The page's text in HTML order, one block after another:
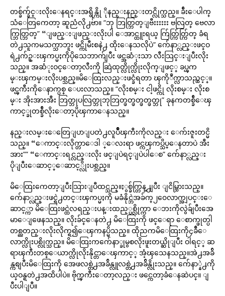
တစ္ခ်က္ခ်င္းလိုးေနရင္းအရွိန္ကို ိုနည္းနည္းတင္လိုက္သည္။ ခ်ီးေပါက္
သံေတြကေတာ့ ဆူညံလို႕ဗ်ာ။ “ဘု ဘြတ္ဘြတ္ျဗီးးးးးး ဗလြတ္ ဗေလာ
က္ဘြတ္ဘြတ္” “ျဖည္းျဖည္းလိုးပါ ေအာင္ထူးရယ္ က်ြတ္က်ြတ္က်ြတ္ ခံရ
တဲ႕သူကမသက္သာဘူး ဖင္ကိုမီးစနဲ႕ ထိုးေနသလိုပဲ” က်ေနာ္လည္းဖင္ဝ
ရဲ႕က်ဥ္းၾကပ္မႈကိုပိုသေဘာက်ျပီး ဖင္အဆံုးသာ လီးသြင္းျပီးလိုး
သည္။ အဆံုးဝင္ေတာ့လီးကို ဆြဲထုတ္လိုက္လိုးလိုက္ျဖင့္ ခပ္ၾက
မ္းၾကမ္းလိုးပစ္သည္။မိေထြးလည္းဖင္ခံရတာ ၾကိုဳက္လာသည္ထင့္။
ဖင္ၾကီးကိုေနာက္ပစ္ ေပးလာသည္။ “လိုးစမ္း ငါ့ဖင္ကို လိုးစမ္း လိုးစ
မ္း အိုးအားအီး ဘြတ္ဘုပလြတ္ဘုဘုဘြတ္ဖတ္ဖတ္ဖတ္ဖတ္ဘု” ခုနကတစ္ခ်ီေၾ
ကာင့္ခုတစ္ခ်ီလိုးေတာ့ပိုၾကာေနသည္။
နည္းလမ္းေတြေျပာျပတဲ႕လူပ်ိဳၾကီးကိုလည္း ေက်းဇူးတင္မိ
သည္။ “ေကာင္းလိုက္တာေဒါ ္ေလးရာ ဖင္ကၾကပ္သိပ္ေနတာပဲ အီး
အား”” “ေကာင္းရင္လည္းလိုး ဖင္ျပဲရင္ျပဲပါေစ” က်ေနာ္လည္း
ပိုျပီးေဆာင့္ေဆာင့္လိုးပစ္သည္။
မိေထြးကေတာ့ျပီးသြားျပီထင္သည္။ႏွစ္ခ်က္တြန္႕ျပီး ျငိမ္သြားသည္။
က်ေနာ္လည္းဖင္ရဲ႕တင္းၾကပ္မႈကို မခံနိုင္ဘဲအခ်က္၂၀ေလာက္အျပင္းေ
ဆာင့္ကာ မိေထြးဖင္ထဲလရည္းပန္းထည့္ပစ္လိုက္ကာ ေဘးကိုလွဲခ်ျပီးအေ
မာေျဖေနသည္။ လိုးခ်င္ေနတဲ႕ မိေထြးကို ဖင္ေရာ ေစာက္ဖုတ္ပါ
တစ္ညတည္းလိုးလိုက္ရ၍ေၾကနပ္မိသည္။ ထိုညကမိေထြးကို၄ခ်ီေ
လာက္လိုးပစ္လိုက္သည္။ မိေထြးကက်ေနာ္ခုမွစလိုးဖူးတယ္ဆိုျပီး ဝါရင့္ ဆ
ရာၾကီးတစ္ေယာက္လိုလိုးနိုင္တာေၾကာင့္ အံ့ၾသေနသည္။အဲ႕အခ်ိ
န္ကစျပီးမိေထြးကို အေဖလစ္တဲ႕အခ်ိန္လူလစ္တဲ႕အခ်ိန္လိုးသည္။ က်ေနာ္နဲ႕ကို
ယ္ဝန္ရတဲ႕အထိပါပဲ။ ဗိုက္ၾကီးေတာ့လည္း ဖင္ကေတာ့ခံေနဆဲပင္။ ျ
ပီးပါျပီ။